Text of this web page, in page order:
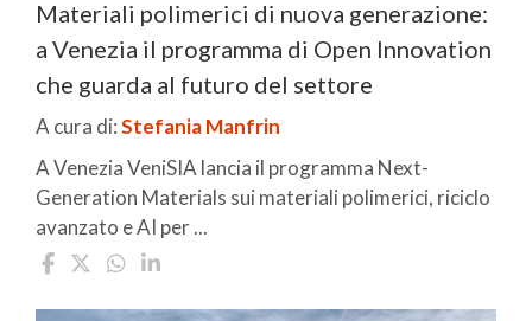
Materiali polimerici di nuova generazione:
a Venezia il programma di Open Innovation
che guarda al futuro del settore
A cura di:Stefania Manfrin
A Venezia VeniSIA lancia il programma Next-
Generation Materials sui materiali polimerici, riciclo
avanzato e AI per ...